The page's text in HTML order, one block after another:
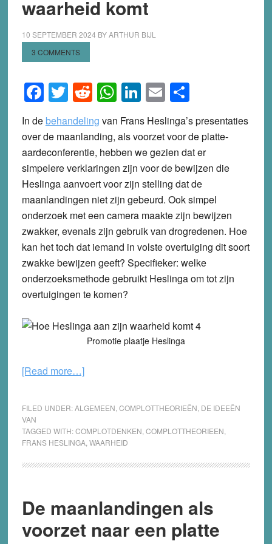
waarheid komt
10 SEPTEMBER 2024 BYARTHUR BIJL
3 COMMENTS
Facebook
Twitter
Reddit
WhatsApp
LinkedIn
EmailShare
In de behandeling van Frans Heslinga’s presentaties
over de maanlanding, als voorzet voor de platte-
aardeconferentie, hebben we gezien dat er
simpelere verklaringen zijn voor de bewijzen die
Heslinga aanvoert voor zijn stelling dat de
maanlandingen niet zijn gebeurd. Ook simpel
onderzoek met een camera maakte zijn bewijzen
zwakker, evenals zijn gebruik van drogredenen. Hoe
kan het toch dat iemand in volste overtuiging dit soort
zwakke bewijzen geeft? Specifieker: welke
onderzoeksmethode gebruikt Heslinga om tot zijn
overtuigingen te komen?
Promotie plaatje Heslinga
[Read more…]about
zijn
waarheid
komt
FILED UNDER:ALGEMEEN COMPLOTTHEORIEËN DE IDEEËN
VAN
TAGGED WITH:COMPLOTDENKEN COMPLOTTHEORIEEN
FRANS HESLINGA, WAARHEID
De maanlandingen als
voorzet naar een platte